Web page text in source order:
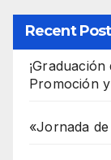
Recent
Promoción
«Jornada